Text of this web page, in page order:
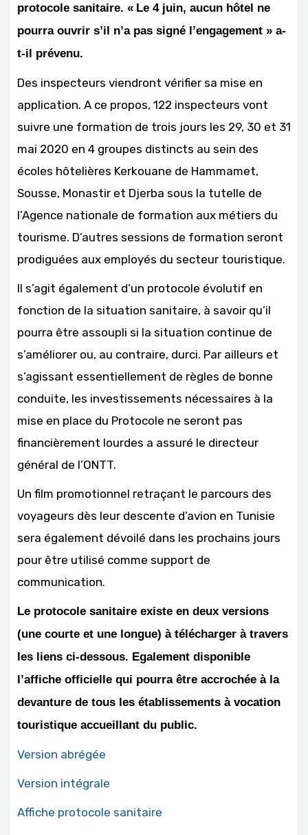
protocole sanitaire. « Le 4 juin, aucun hôtel ne
pourra ouvrir s’il n’a pas signé l’engagement » a-
t-il prévenu.
Des inspecteurs viendront vérifier sa mise en
application. A ce propos, 122 inspecteurs vont
suivre une formation de trois jours les 29, 30 et 31
mai 2020 en 4 groupes distincts au sein des
écoles hôtelières Kerkouane de Hammamet,
Sousse, Monastir et Djerba sous la tutelle de
l’Agence nationale de formation aux métiers du
tourisme. D’autres sessions de formation seront
prodiguées aux employés du secteur touristique.
Il s’agit également d’un protocole évolutif en
fonction de la situation sanitaire, à savoir qu’il
pourra être assoupli si la situation continue de
s’améliorer ou, au contraire, durci. Par ailleurs et
s’agissant essentiellement de règles de bonne
conduite, les investissements nécessaires à la
mise en place du Protocole ne seront pas
financièrement lourdes a assuré le directeur
général de l’ONTT.
Un film promotionnel retraçant le parcours des
voyageurs dès leur descente d’avion en Tunisie
sera également dévoilé dans les prochains jours
pour être utilisé comme support de
communication.
Le protocole sanitaire existe en deux versions
(une courte et une longue) à télécharger à travers
les liens ci-dessous. Egalement disponible
l’affiche officielle qui pourra être accrochée à la
devanture de tous les établissements à vocation
touristique accueillant du public.
Version abrégée
Version intégrale
Affiche protocole sanitaire